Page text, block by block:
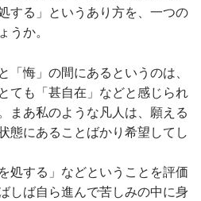
する」というあり方を、一つの
うか。
悔」の間にあるというのは、
ても「甚自在」などと感じられ
まあ私のような凡人は、願える
態にあることばかり希望してし
処する」などということを評価
しば自ら進んで苦しみの中に身